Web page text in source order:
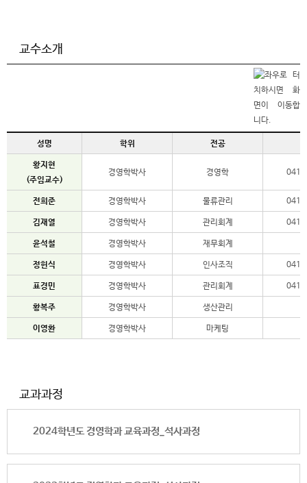
교수소개
성명 학위 전공
황지현
(주임교수)
경영학박사 경영학 041-
전희준 경영학박사 물류관리 041-
김재열 경영학박사 관리회계 041-
윤석철 경영학박사 재무회계
정헌식 경영학박사 인사조직 041-
표경민 경영학박사 관리회계 041-
황복주 경영학박사 생산관리
이영환 경영학박사 마케팅
교과과정
2024학년도 경영학과 교육과정_석사과정